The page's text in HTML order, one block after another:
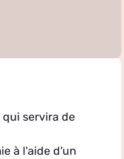
servira de
à l'aide d'un